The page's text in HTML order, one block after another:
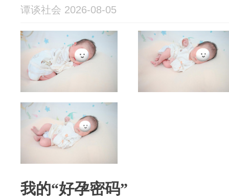
谭谈社会 2026-08-05
我的“好孕密码”